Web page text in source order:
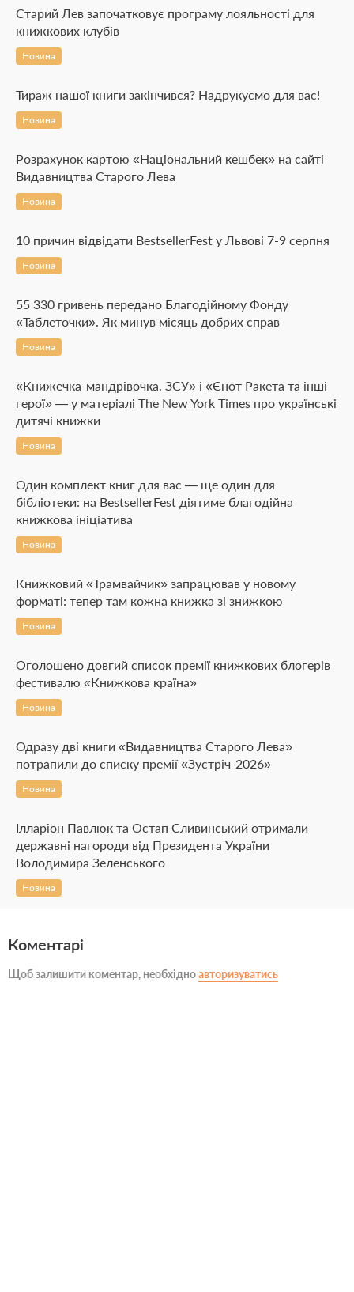
Старий Лев започатковує програму лояльності для
книжкових клубів
Новина
Тираж нашої книги закінчився? Надрукуємо для вас!
Новина
Розрахунок картою «Національний кешбек» на сайті
Видавництва Старого Лева
Новина
10 причин відвідати BestsellerFest у Львові 7-9 серпня
Новина
55 330 гривень передано Благодійному Фонду
«Таблеточки». Як минув місяць добрих справ
Новина
«Книжечка-мандрівочка. ЗСУ» і «Єнот Ракета та інші
герої» — у матеріалі The New York Times про українські
дитячі книжки
Новина
Один комплект книг для вас — ще один для
бібліотеки: на BestsellerFest діятиме благодійна
книжкова ініціатива
Новина
Книжковий «Трамвайчик» запрацював у новому
форматі: тепер там кожна книжка зі знижкою
Новина
Оголошено довгий список премії книжкових блогерів
фестивалю «Книжкова країна»
Новина
Одразу дві книги «Видавництва Старого Лева»
потрапили до списку премії «Зустріч-2026»
Новина
Ілларіон Павлюк та Остап Сливинський отримали
державні нагороди від Президента України
Володимира Зеленського
Новина
Коментарі
Щоб залишити коментар, необхідноавторизуватись